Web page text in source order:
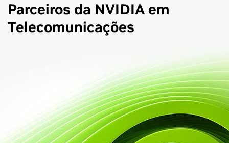
Parceiros da NVIDIA em
Telecomunicações